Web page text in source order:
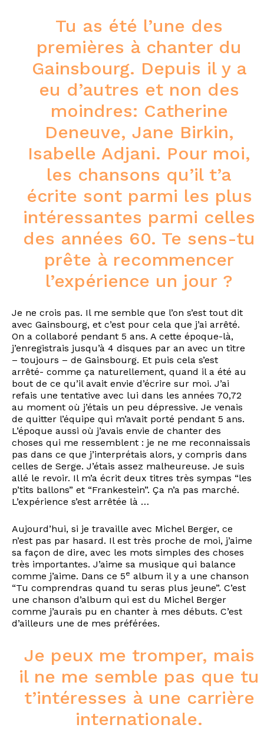
Tu as été l’une des
premières à chanter du
Gainsbourg. Depuis il y a
eu d’autres et non des
moindres: Catherine
Deneuve, Jane Birkin,
Isabelle Adjani. Pour moi,
les chansons qu’il t’a
écrite sont parmi les plus
intéressantes parmi celles
des années 60. Te sens-tu
prête à recommencer
l’expérience un jour ?
Je ne crois pas. Il me semble que l’on s’est tout dit
avec Gainsbourg, et c’est pour cela que j’ai arrêté.
On a collaboré pendant 5 ans. A cette époque-là,
j’enregistrais jusqu’à 4 disques par an avec un titre
– toujours – de Gainsbourg. Et puis cela s’est
arrêté- comme ça naturellement, quand il a été au
bout de ce qu’il avait envie d’écrire sur moi. J’ai
refais une tentative avec lui dans les années 70,72
au moment où j’étais un peu dépressive. Je venais
de quitter l’équipe qui m’avait porté pendant 5 ans.
L’époque aussi où j’avais envie de chanter des
choses qui me ressemblent : je ne me reconnaissais
pas dans ce que j’interprétais alors, y compris dans
celles de Serge. J’étais assez malheureuse. Je suis
allé le revoir. Il m’a écrit deux titres très sympas “les
p’tits ballons” et “Frankestein”. Ça n’a pas marché.
L’expérience s’est arrêtée là …
Aujourd’hui, si je travaille avec Michel Berger, ce
n’est pas par hasard. Il est très proche de moi, j’aime
sa façon de dire, avec les mots simples des choses
très importantes. J’aime sa musique qui balance
comme j’aime. Dans ce 5e album il y a une chanson
“Tu comprendras quand tu seras plus jeune”. C’est
une chanson d’album qui est du Michel Berger
comme j’aurais pu en chanter à mes débuts. C’est
d’ailleurs une de mes préférées.
Je peux me tromper, mais
il ne me semble pas que tu
t’intéresses à une carrière
internationale.